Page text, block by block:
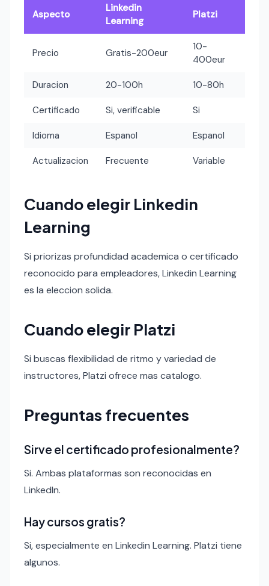
Aspecto
Linkedin
Learning
Platzi
Precio Gratis-200eur
10-
400eur
Duracion 20-100h 10-80h
Certificado Si, verificable Si
Idioma Espanol Espanol
Actualizacion Frecuente Variable
Cuando elegir Linkedin
Learning
Si priorizas profundidad academica o certificado
reconocido para empleadores, Linkedin Learning
es la eleccion solida.
Cuando elegir Platzi
Si buscas flexibilidad de ritmo y variedad de
instructores, Platzi ofrece mas catalogo.
Preguntas frecuentes
Sirve el certificado profesionalmente?
Si. Ambas plataformas son reconocidas en
LinkedIn.
Hay cursos gratis?
Si, especialmente en Linkedin Learning. Platzi tiene
algunos.